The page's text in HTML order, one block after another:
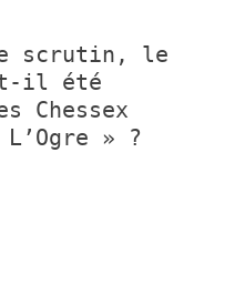
scrutin, le
t-il été
Chessex
» ?